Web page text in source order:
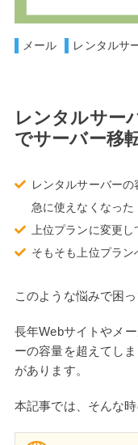
メール レンタルサ
レンタルサー
でサーバー移
レンタルサーバー
急に使えなくなった
上位プランに変更
そもそも上位プラ
このような悩みで困
長年Webサイトやメ
ーの容量を超えてし
があります。
本記事では、そんな